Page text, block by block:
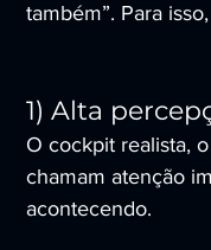
também”. Para
1) Alta
O cockpit realista,
chamam atenção
acontecendo.